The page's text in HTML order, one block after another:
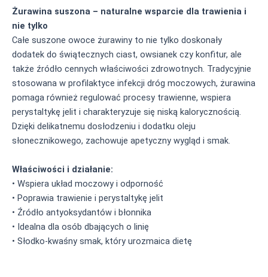
Żurawina suszona – naturalne wsparcie dla trawienia i
nie tylko
Całe suszone owoce żurawiny to nie tylko doskonały
dodatek do świątecznych ciast, owsianek czy konfitur, ale
także źródło cennych właściwości zdrowotnych. Tradycyjnie
stosowana w profilaktyce infekcji dróg moczowych, żurawina
pomaga również regulować procesy trawienne, wspiera
perystaltykę jelit i charakteryzuje się niską kalorycznością.
Dzięki delikatnemu dosłodzeniu i dodatku oleju
słonecznikowego, zachowuje apetyczny wygląd i smak.
Właściwości i działanie:
• Wspiera układ moczowy i odporność
• Poprawia trawienie i perystaltykę jelit
• Źródło antyoksydantów i błonnika
• Idealna dla osób dbających o linię
• Słodko-kwaśny smak, który urozmaica dietę